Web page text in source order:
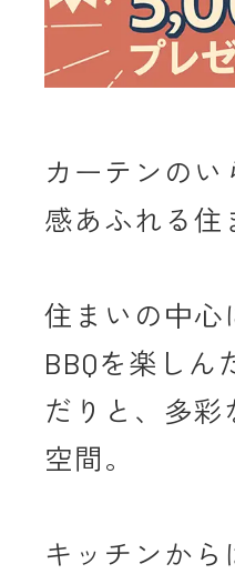
カーテンの
感あふれる住
住まいの中心
BBQを楽し
だりと、多
空間。
キッチンか